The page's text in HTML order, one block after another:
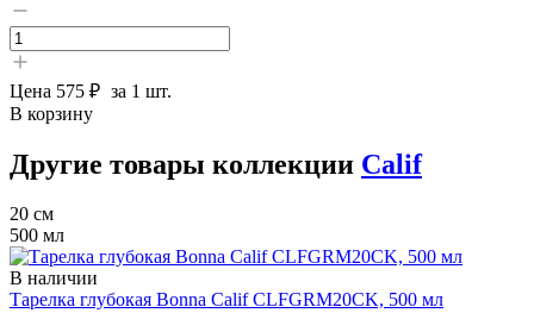
Цена 575 ₽ за 1 шт.
В корзину
Другие товары коллекции Calif
20 см
500 мл
В наличии
Тарелка глубокая Bonna Calif CLFGRM20CK, 500 мл